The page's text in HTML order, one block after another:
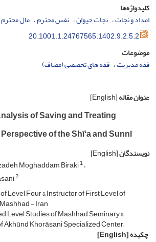
کلیدواژه‌ها
امداد و نجات نجات حیوان نفس محترم مال محترم
20.1001.1.24767565.1402.9.2.5.2
موضوعات
فقه مدیریت فقه های تخصصی (مضاف)
عنوان مقاله[English]
of Saving and Treating
of the Shīʻa and Sunnī
نویسندگان[English]
Moghaddam Biraki1
2
Level Four & Instructor of First Level of
- Iran
Level Studies of Mashhad Seminary &
Akhūnd Khorāsani Specialized Center;
چکیده[English]